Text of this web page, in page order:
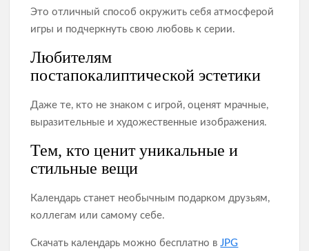
Это отличный способ окружить себя атмосферой
игры и подчеркнуть свою любовь к серии.
Любителям
постапокалиптической эстетики
Даже те, кто не знаком с игрой, оценят мрачные,
выразительные и художественные изображения.
Тем, кто ценит уникальные и
стильные вещи
Календарь станет необычным подарком друзьям,
коллегам или самому себе.
Скачать календарь можно бесплатно вJPG